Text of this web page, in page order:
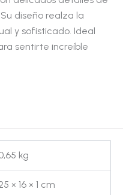
diseño realza la
y sofisticado. Ideal
sentirte increíble
kg
× 16 × 1 cm